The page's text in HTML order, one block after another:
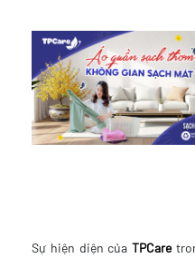
Sự hiện diện của TPCare